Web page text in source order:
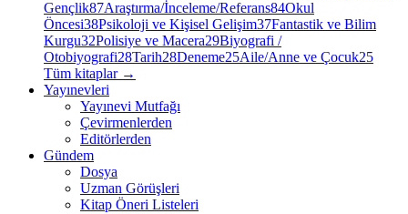
Gençlik87Araştırma/İnceleme/Referans84Okul
Öncesi38Psikoloji ve Kişisel Gelişim37Fantastik ve Bilim
Kurgu32Polisiye ve Macera29Biyografi /
Otobiyografi28Tarih28Deneme25Aile/Anne ve Çocuk25
Tüm kitaplar →
Yayınevleri
Yayınevi Mutfağı
Çevirmenlerden
Editörlerden
Gündem
Dosya
Uzman Görüşleri
Kitap Öneri Listeleri